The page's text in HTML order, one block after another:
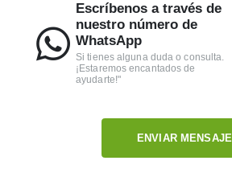
Escríbenos a través de
nuestro número de
WhatsApp
Si tienes alguna duda o consulta.
¡Estaremos encantados de
ayudarte!"
ENVIAR MENSAJE